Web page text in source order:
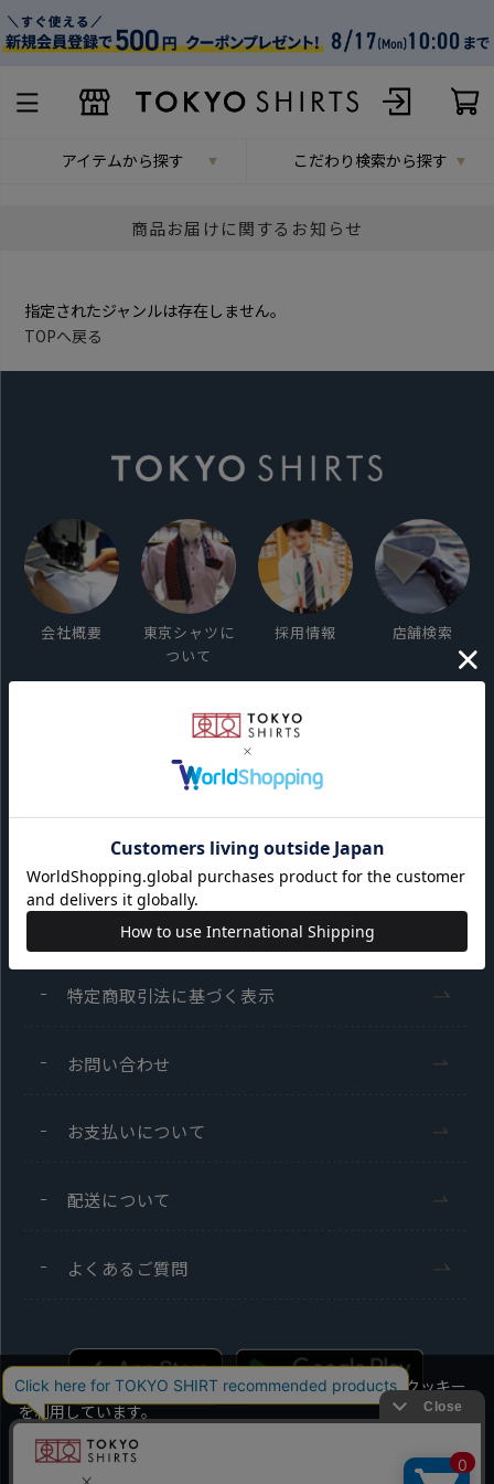
アイテムから探す こだわり検索から探す
商品お届けに関するお知らせ
指定されたジャンルは存在しません。
TOPへ戻る
会社概要
東京シャツに
ついて
採用情報 店舗検索
サイト利用規約
会員利用規約
プライバシーポリシー
特定商取引法に基づく表示
お問い合わせ
お支払いについて
配送について
よくあるご質問
当社のウェブサイトでは、お客様の利便性向上のためにクッキー
を利用しています。
本ウェブサイトをこのままご利用になる場合、クッキーの使用に
同意いただいたものとみなします。